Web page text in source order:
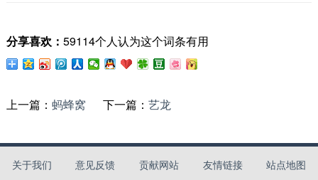
分享喜欢： 59114个人认为这个词条有用
上一篇： 蚂蜂窝 下一篇： 艺龙
关于我们 意见反馈 贡献网站 友情链接 站点地图